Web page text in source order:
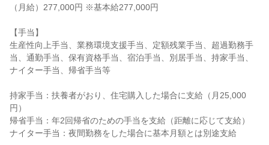
（月給）277,000円 ※基本給277,000円
【手当】
生産性向上手当、業務環境支援手当、定額残業手当、超過勤務手
当、通勤手当、保有資格手当、宿泊手当、別居手当、持家手当、
ナイター手当、帰省手当等
持家手当：扶養者がおり、住宅購入した場合に支給（月25,000
円）
帰省手当：年2回帰省のための手当を支給（距離に応じて支給）
ナイター手当：夜間勤務をした場合に基本月額とは別途支給